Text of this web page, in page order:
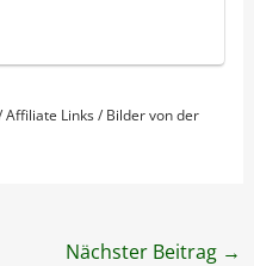
Links / Bilder von der
Nächster Beitrag →